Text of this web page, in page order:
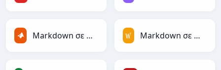
Markdown σε MATLAB Markdown σε MediaWiki